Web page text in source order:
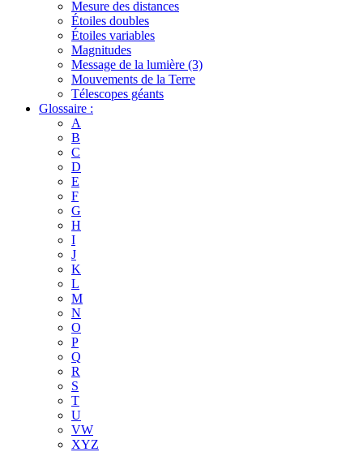
Mesure des distances
Étoiles doubles
Étoiles variables
Magnitudes
Message de la lumière (3)
Mouvements de la Terre
Télescopes géants
Glossaire :
A
B
C
D
E
F
G
H
I
J
K
L
M
N
O
P
Q
R
S
T
U
VW
XYZ